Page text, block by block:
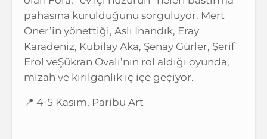
pahasına kurulduğunu sorguluyor. Mert
Öner’in yönettiği, Aslı İnandık, Eray
Karadeniz, Kubilay Aka, Şenay Gürler, Şerif
Erol veŞükran Ovalı’nın rol aldığı oyunda,
mizah ve kırılganlık iç içe geçiyor.
📍 4-5 Kasım, Paribu Art